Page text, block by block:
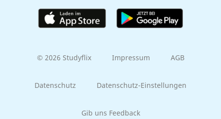
© 2026 Studyflix Impressum AGB
Datenschutz Datenschutz-Einstellungen
Gib uns Feedback